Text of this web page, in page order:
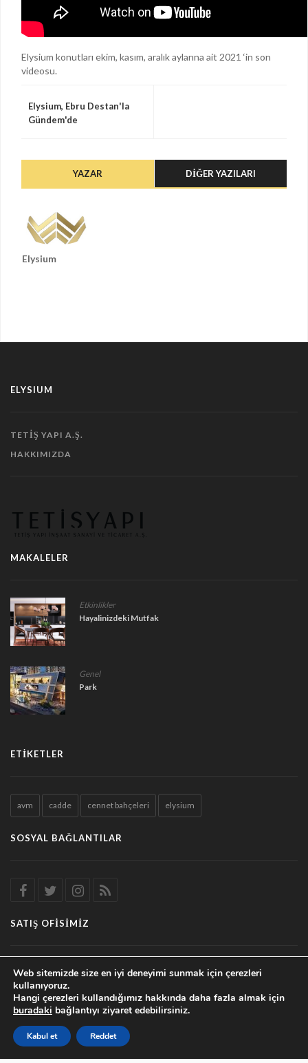
Elysium konutları ekim, kasım, aralık aylarına ait 2021 ‘in son
videosu.
Elysium, Ebru Destan'la
Gündem'de
YAZAR DIĞER YAZILARI
Elysium
ELYSIUM
TETIŞ YAPI A.Ş.
HAKKIMIZDA
MAKALELER
Etkinlikler
Hayalinizdeki Mutfak
Genel
Park
ETIKETLER
avm cadde cennet bahçeleri elysium
SOSYAL BAĞLANTILAR
SATIŞ OFISIMIZ
Malatya caddesi, Cumhuriyet mahallesi, no:10/2
Elazığ / Merkez
Web sitemizde size en iyi deneyimi sunmak için çerezleri
kullanıyoruz.
Hangi çerezleri kullandığımız hakkında daha fazla almak için
buradaki bağlantıyı ziyaret edebilirsiniz.
Kabul et Reddet